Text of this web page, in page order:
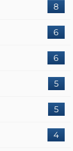
8
6
6
5
5
4